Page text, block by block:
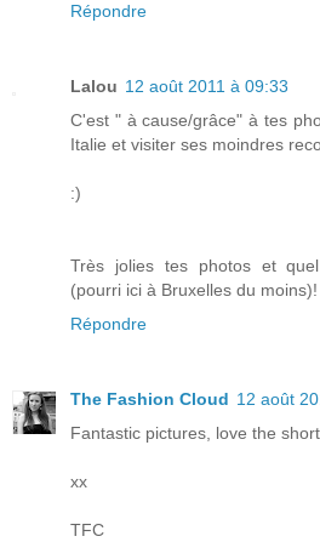
Répondre
Lalou 12 août 2011 à 09:33
C'est " à cause/grâce" à tes
Italie et visiter ses moindres
:)
Très jolies tes photos et
(pourri ici à Bruxelles du moins)!
Répondre
The Fashion Cloud 12 août
Fantastic pictures, love the
xx
TFC